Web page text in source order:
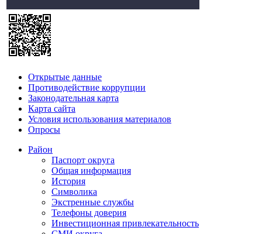
Открытые данные
Противодействие коррупции
Законодательная карта
Карта сайта
Условия использования материалов
Опросы
Район
Паспорт округа
Общая информация
История
Символика
Экстренные службы
Телефоны доверия
Инвестиционная привлекательность